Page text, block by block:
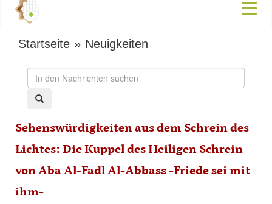
Startseite » Neuigkeiten
Sehenswürdigkeiten aus dem Schrein des
Lichtes: Die Kuppel des Heiligen Schrein
von Aba Al-Fadl Al-Abbass -Friede sei mit
ihm-